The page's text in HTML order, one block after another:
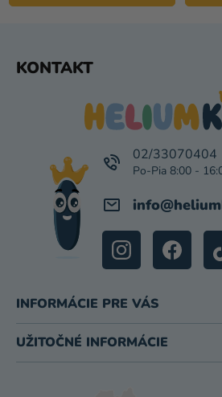
KONTAKT
info@
02/33070404
INFORMÁCIE PRE VÁS
UŽITOČNÉ INFORMÁCIE